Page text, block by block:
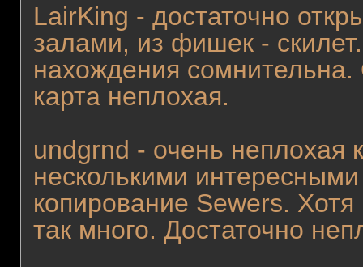
LairKing - достаточно
залами, из фишек -
нахождения
карта неплохая.
undgrnd - очень неплохая
несколькими
копирование Sewers.
так много. Достаточно